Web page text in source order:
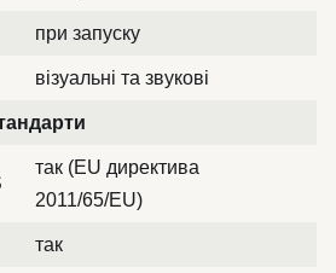
при запуску
візуальні та звукові
так (EU директива
2011/65/EU)
так